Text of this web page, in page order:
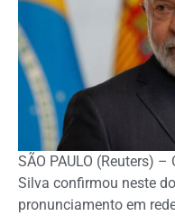
SÃO PAULO (Reuters)
Silva confirmou neste
pronunciamento em